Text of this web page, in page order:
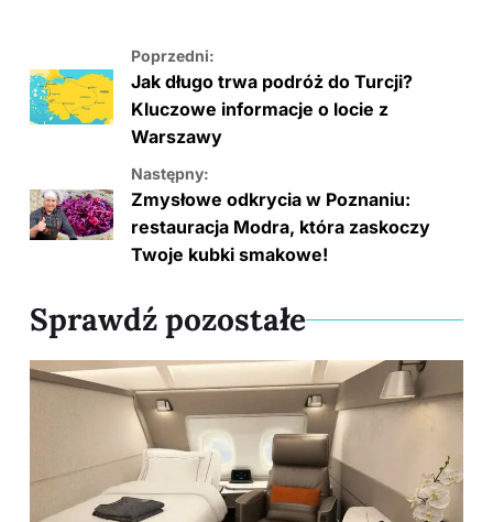
e
b
o
k
er
e
st
k
e
dI
n
di
t
g
er
y
Li
k
Poprzedni:
Jak długo trwa podróż do Turcji?
Kluczowe informacje o locie z
Warszawy
Następny:
Zmysłowe odkrycia w Poznaniu:
restauracja Modra, która zaskoczy
Twoje kubki smakowe!
Sprawdź pozostałe